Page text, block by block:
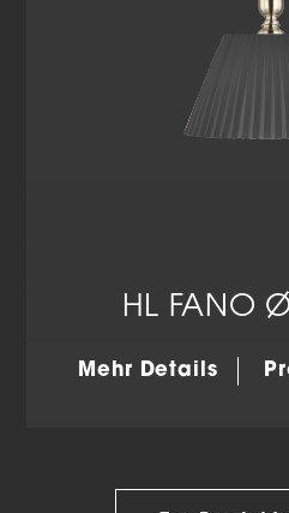
HL FANO
Mehr Details